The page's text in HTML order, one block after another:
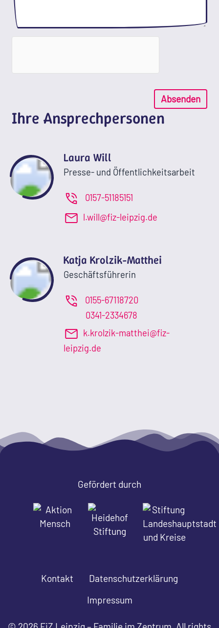
Absenden
Ihre Ansprechpersonen
Laura Will
Presse- und Öffentlichkeitsarbeit
0157-51185151
l.will@fiz-leipzig.de
Katja Krolzik-Matthei
Geschäftsführerin
0155-67118720
0341-2334678
k.krolzik-matthei@fiz-
leipzig.de
Gefördert durch
Kontakt
Datenschutzerklärung
Impressum